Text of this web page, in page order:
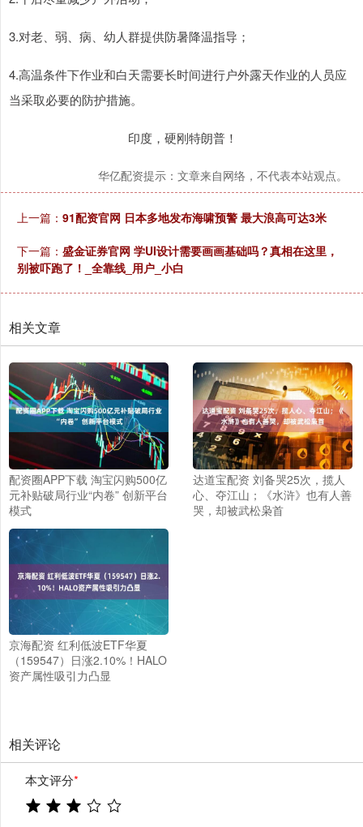
3.对老、弱、病、幼人群提供防暑降温指导；
4.高温条件下作业和白天需要长时间进行户外露天作业的人员应
当采取必要的防护措施。
印度，硬刚特朗普！
华亿配资提示：文章来自网络，不代表本站观点。
上一篇： 91配资官网 日本多地发布海啸预警 最大浪高可达3米
下一篇： 盛金证券官网 学UI设计需要画画基础吗？真相在这里，
别被吓跑了！_全靠线_用户_小白
相关文章
配资圈APP下载 淘宝闪购500亿
元补贴破局行业“内卷” 创新平台
模式
达道宝配资 刘备哭25次，揽人
心、夺江山；《水浒》也有人善
哭，却被武松枭首
京海配资 红利低波ETF华夏
（159547）日涨2.10%！HALO
资产属性吸引力凸显
相关评论
本文评分*